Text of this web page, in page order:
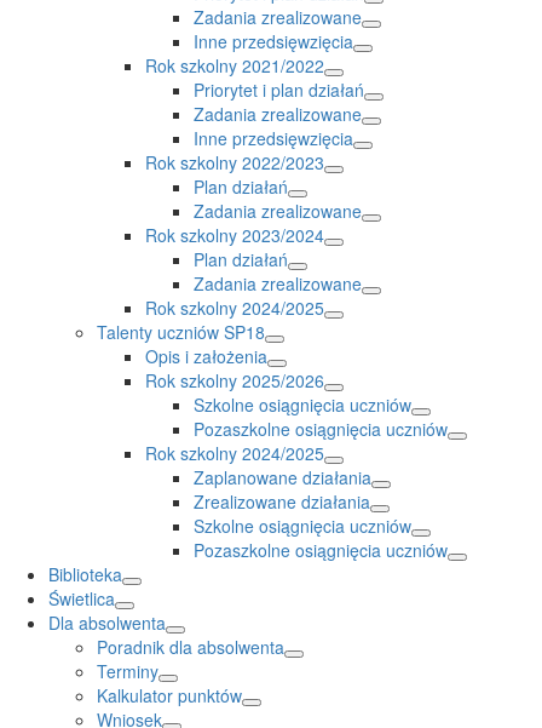
Zadania zrealizowane
Inne przedsięwzięcia
Rok szkolny 2021/2022
Priorytet i plan działań
Zadania zrealizowane
Inne przedsięwzięcia
Rok szkolny 2022/2023
Plan działań
Zadania zrealizowane
Rok szkolny 2023/2024
Plan działań
Zadania zrealizowane
Rok szkolny 2024/2025
Talenty uczniów SP18
Opis i założenia
Rok szkolny 2025/2026
Szkolne osiągnięcia uczniów
Pozaszkolne osiągnięcia uczniów
Rok szkolny 2024/2025
Zaplanowane działania
Zrealizowane działania
Szkolne osiągnięcia uczniów
Pozaszkolne osiągnięcia uczniów
Biblioteka
Świetlica
Dla absolwenta
Poradnik dla absolwenta
Terminy
Kalkulator punktów
Wniosek